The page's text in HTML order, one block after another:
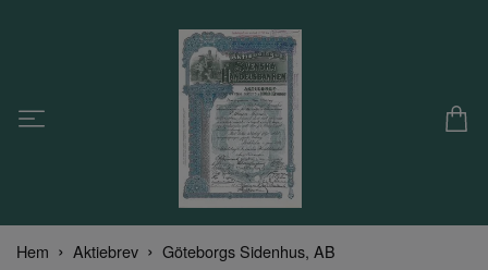
Hem Aktiebrev Göteborgs Sidenhus, AB